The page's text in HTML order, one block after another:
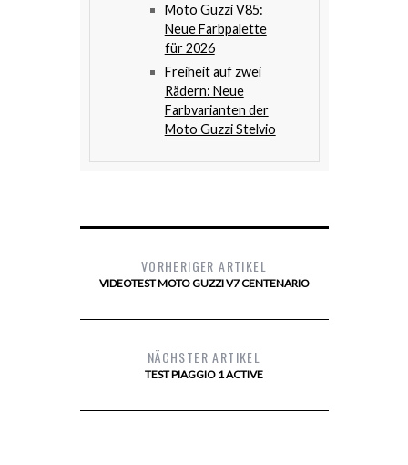
Moto Guzzi V85:
Neue Farbpalette
für 2026
Freiheit auf zwei
Rädern: Neue
Farbvarianten der
Moto Guzzi Stelvio
VORHERIGER ARTIKEL
VIDEOTEST MOTO GUZZI V7 CENTENARIO
NÄCHSTER ARTIKEL
TEST PIAGGIO 1 ACTIVE